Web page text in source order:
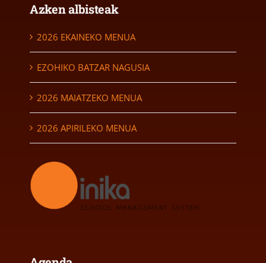
Azken albisteak
2026 EKAINEKO MENUA
EZOHIKO BATZAR NAGUSIA
2026 MAIATZEKO MENUA
2026 APIRILEKO MENUA